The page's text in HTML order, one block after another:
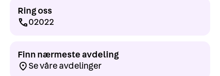
Ring oss
02022
Finn nærmeste avdeling
Se våre avdelinger